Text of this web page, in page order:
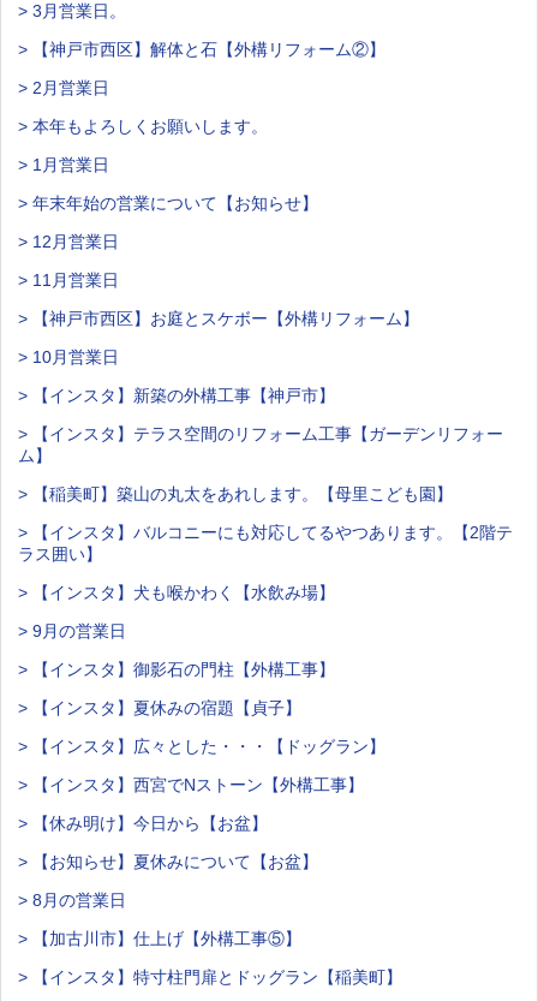
> 3月営業日。
> 【神戸市西区】解体と石【外構リフォーム②】
> 2月営業日
> 本年もよろしくお願いします。
> 1月営業日
> 年末年始の営業について【お知らせ】
> 12月営業日
> 11月営業日
> 【神戸市西区】お庭とスケボー【外構リフォーム】
> 10月営業日
> 【インスタ】新築の外構工事【神戸市】
> 【インスタ】テラス空間のリフォーム工事【ガーデンリフォー
ム】
> 【稲美町】築山の丸太をあれします。【母里こども園】
> 【インスタ】バルコニーにも対応してるやつあります。【2階テ
ラス囲い】
> 【インスタ】犬も喉かわく【水飲み場】
> 9月の営業日
> 【インスタ】御影石の門柱【外構工事】
> 【インスタ】夏休みの宿題【貞子】
> 【インスタ】広々とした・・・【ドッグラン】
> 【インスタ】西宮でNストーン【外構工事】
> 【休み明け】今日から【お盆】
> 【お知らせ】夏休みについて【お盆】
> 8月の営業日
> 【加古川市】仕上げ【外構工事⑤】
> 【インスタ】特寸柱門扉とドッグラン【稲美町】